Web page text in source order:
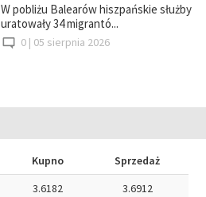
W pobliżu Balearów hiszpańskie służby
uratowały 34 migrantó...
0 | 05 sierpnia 2026
Kupno
Sprzedaż
3.6182
3.6912